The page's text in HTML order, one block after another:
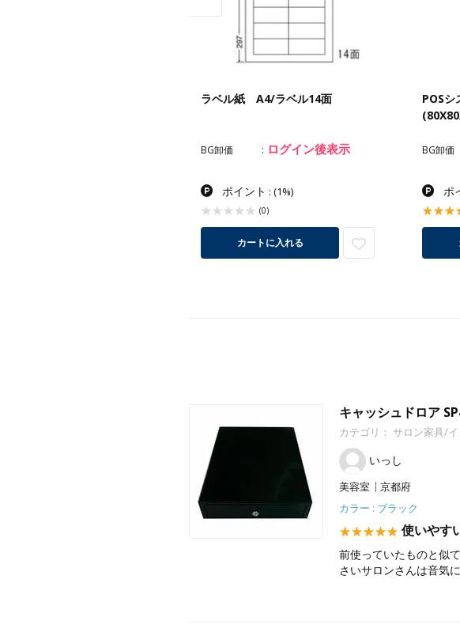
ラベル紙 A4/ラベル14面
BG卸価 ログイン後表示
ポイント : (1%)
(0)
カートに入れる
POSシ
BG卸価
ポ
キャッシュドロア
カテゴリ： サロン家具/
いっし
美容室
京都府
カラー : ブラック
使いやす
前使っていたものと似
さいサロンさんは音気